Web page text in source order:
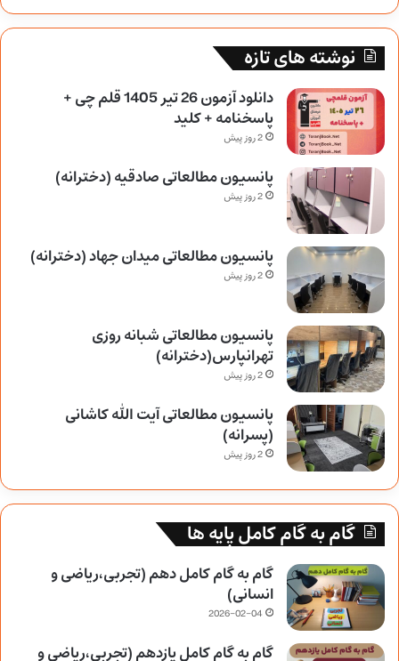
نوشته های تازه
دانلود آزمون 26 تیر 1405 قلم چی +
پاسخنامه + کلید
2 روز پیش
پانسیون مطالعاتی صادقیه (دخترانه)
2 روز پیش
پانسیون مطالعاتی میدان جهاد (دخترانه)
2 روز پیش
پانسیون مطالعاتی شبانه روزی
تهرانپارس(دخترانه)
2 روز پیش
پانسیون مطالعاتی آیت الله کاشانی
(پسرانه)
2 روز پیش
گام به گام کامل پایه ها
گام به گام کامل دهم (تجربی،ریاضی و
انسانی)
2026-02-04
گام به گام کامل یازدهم (تجربی،ریاضی و